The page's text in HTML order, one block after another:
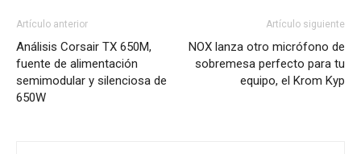
Artículo anterior
Análisis Corsair TX 650M,
fuente de alimentación
semimodular y silenciosa de
650W
Artículo siguiente
NOX lanza otro micrófono de
sobremesa perfecto para tu
equipo, el Krom Kyp